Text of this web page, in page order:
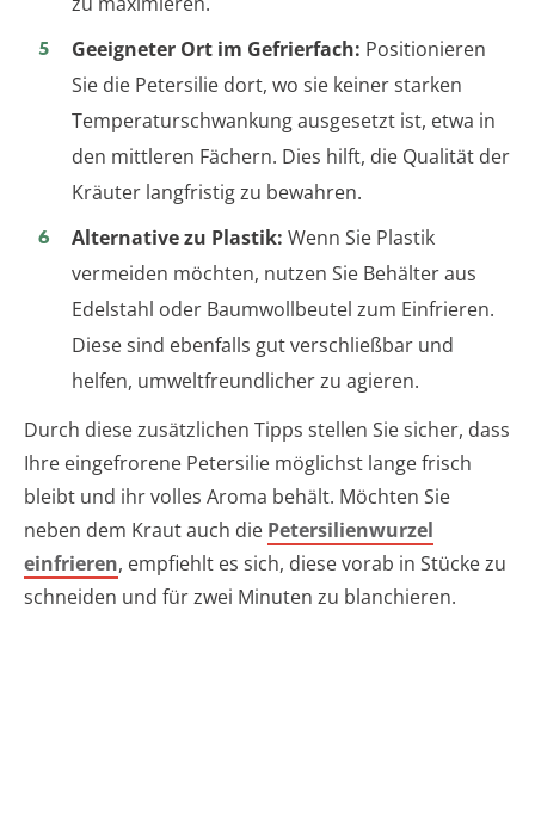
Geeigneter Ort im Gefrierfach: Positionieren
Sie die Petersilie dort, wo sie keiner starken
Temperaturschwankung ausgesetzt ist, etwa in
den mittleren Fächern. Dies hilft, die Qualität der
Kräuter langfristig zu bewahren.
Alternative zu Plastik: Wenn Sie Plastik
vermeiden möchten, nutzen Sie Behälter aus
Edelstahl oder Baumwollbeutel zum Einfrieren.
Diese sind ebenfalls gut verschließbar und
helfen, umweltfreundlicher zu agieren.
Durch diese zusätzlichen Tipps stellen Sie sicher, dass
Ihre eingefrorene Petersilie möglichst lange frisch
bleibt und ihr volles Aroma behält. Möchten Sie
neben dem Kraut auch die Petersilienwurzel
einfrieren, empfiehlt es sich, diese vorab in Stücke zu
schneiden und für zwei Minuten zu blanchieren.